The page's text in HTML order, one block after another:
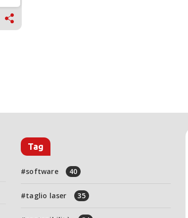
Tag
software 40
taglio laser 35